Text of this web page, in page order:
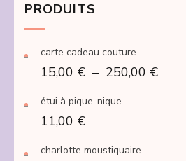
PRODUITS
carte cadeau couture
15,00 € – 250,00 €Plage
étui à pique-nique
11,00 €
charlotte moustiquaire